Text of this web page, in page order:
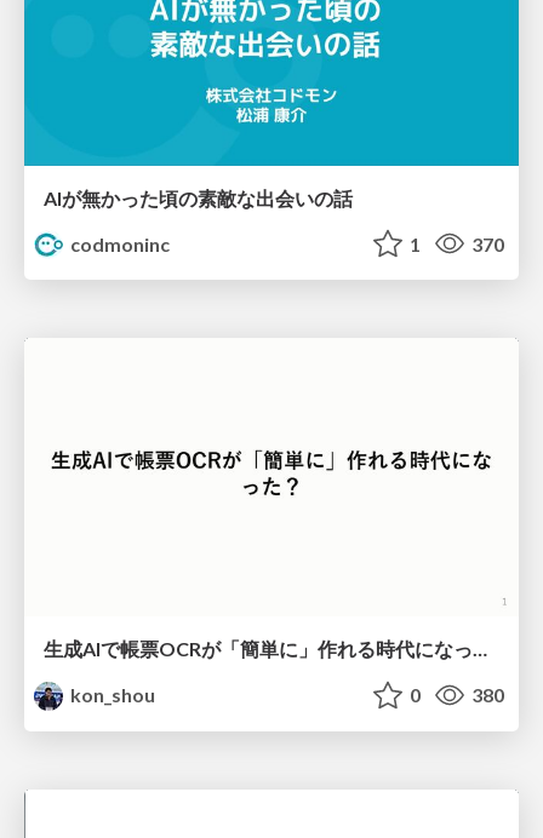
AIが無かった頃の素敵な出会いの話
codmoninc
1 370
生成AIで帳票OCRが「簡単に」作れる時代になった？
kon_shou
0 380